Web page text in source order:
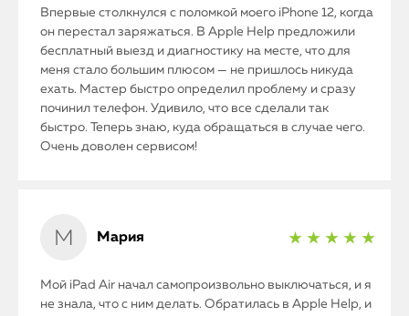
Впервые столкнулся с поломкой моего iPhone 12, когда
он перестал заряжаться. В Apple Help предложили
бесплатный выезд и диагностику на месте, что для
меня стало большим плюсом — не пришлось никуда
ехать. Мастер быстро определил проблему и сразу
починил телефон. Удивило, что все сделали так
быстро. Теперь знаю, куда обращаться в случае чего.
Очень доволен сервисом!
Мария ★ ★ ★ ★ ★
Мой iPad Air начал самопроизвольно выключаться, и я
не знала, что с ним делать. Обратилась в Apple Help, и